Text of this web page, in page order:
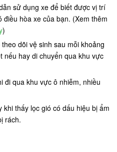
sử dụng xe để biết được vị trí
điều hòa xe của bạn. (Xem thêm
)
dõi vệ sinh sau mỗi khoảng
nếu hay di chuyển qua khu vực
đi qua khu vực ô nhiễm, nhiều
khi thấy lọc gió có dấu hiệu bị ẩm
rách.